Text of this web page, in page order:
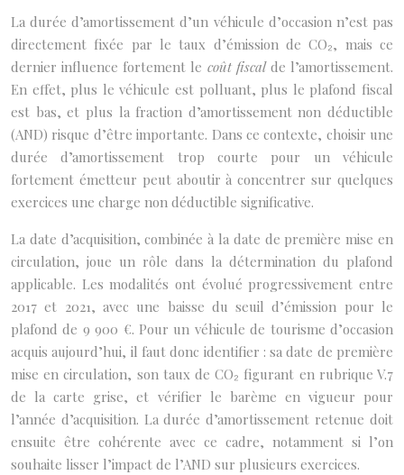
La durée d’amortissement d’un véhicule d’occasion n’est pas
directement fixée par le taux d’émission de CO₂, mais ce
dernier influence fortement le coût fiscalde l’amortissement.
En effet, plus le véhicule est polluant, plus le plafond fiscal
est bas, et plus la fraction d’amortissement non déductible
(AND) risque d’être importante. Dans ce contexte, choisir une
durée d’amortissement trop courte pour un véhicule
fortement émetteur peut aboutir à concentrer sur quelques
exercices une charge non déductible significative.
La date d’acquisition, combinée à la date de première mise en
circulation, joue un rôle dans la détermination du plafond
applicable. Les modalités ont évolué progressivement entre
2017 et 2021, avec une baisse du seuil d’émission pour le
plafond de 9 900 €. Pour un véhicule de tourisme d’occasion
acquis aujourd’hui, il faut donc identifier : sa date de première
mise en circulation, son taux de CO₂ figurant en rubrique V.7
de la carte grise, et vérifier le barème en vigueur pour
l’année d’acquisition. La durée d’amortissement retenue doit
ensuite être cohérente avec ce cadre, notamment si l’on
souhaite lisser l’impact de l’AND sur plusieurs exercices.